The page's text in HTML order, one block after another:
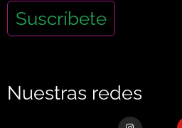
Suscríbete
Nuestras redes